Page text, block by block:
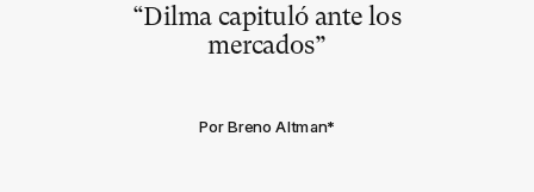
“Dilma capituló ante los
mercados”
Por Breno Altman*